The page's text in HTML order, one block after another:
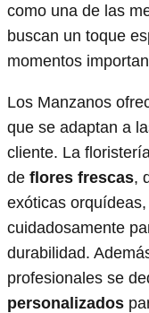
como una de las
buscan un toque
momentos
Los Manzanos
que se adaptan a
cliente. La
de flores frescas,
exóticas
cuidadosamente
durabilidad.
profesionales se
personalizados